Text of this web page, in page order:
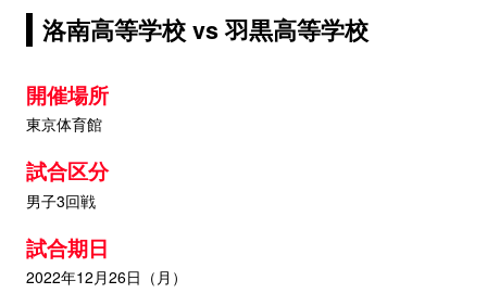
洛南高等学校 vs 羽黒高等学校
開催場所
東京体育館
試合区分
男子3回戦
試合期日
2022年12月26日（月）